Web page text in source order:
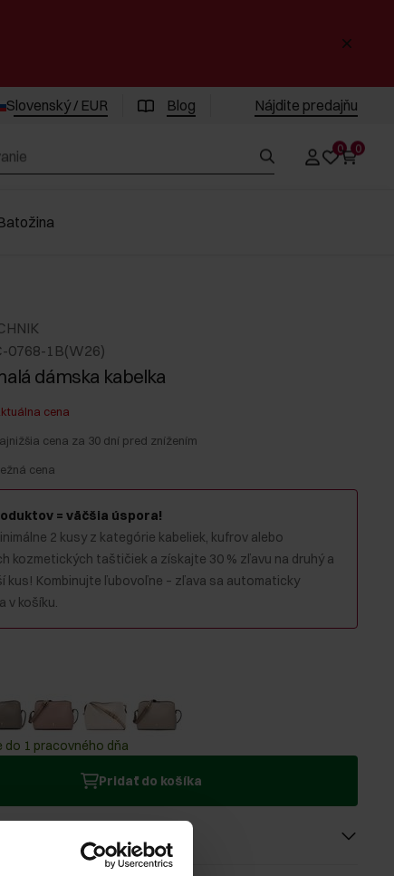
Slovenský / EUR Blog Nájdite predajňu
0 0
0768-1B(W26)
dámska kabelka
cena
cena za 30 dní pred znížením
cena
= väčšia úspora!
2 kusy z kategórie kabeliek, kufrov alebo
kozmetických taštičiek a získajte 30 % zľavu na druhý a
kus! Kombinujte ľubovoľne – zľava sa automaticky
v košíku.
do 1 pracovného dňa
Pridať do košíka